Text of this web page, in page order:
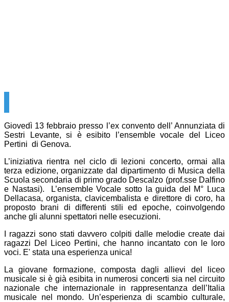
Giovedì 13 febbraio presso l’ex convento dell’ Annunziata di
Sestri Levante, si è esibito l’ensemble vocale del Liceo
Pertini di Genova.
L’iniziativa rientra nel ciclo di lezioni concerto, ormai alla
terza edizione, organizzate dal dipartimento di Musica della
Scuola secondaria di primo grado Descalzo (prof.sse Dalfino
e Nastasi). L’ensemble Vocale sotto la guida del M° Luca
Dellacasa, organista, clavicembalista e direttore di coro, ha
proposto brani di differenti stili ed epoche, coinvolgendo
anche gli alunni spettatori nelle esecuzioni.
I ragazzi sono stati davvero colpiti dalle melodie create dai
ragazzi Del Liceo Pertini, che hanno incantato con le loro
voci. E' stata una esperienza unica!
La giovane formazione, composta dagli allievi del liceo
musicale si è già esibita in numerosi concerti sia nel circuito
nazionale che internazionale in rappresentanza dell’Italia
musicale nel mondo. Un’esperienza di scambio culturale,